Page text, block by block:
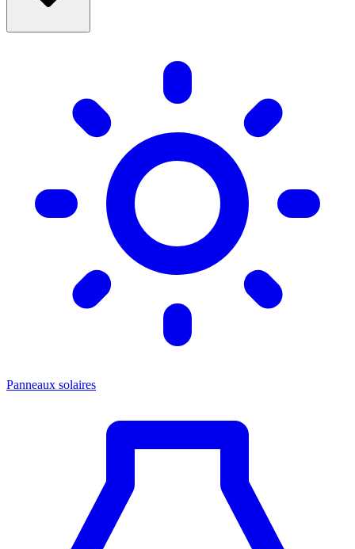
Panneaux solaires